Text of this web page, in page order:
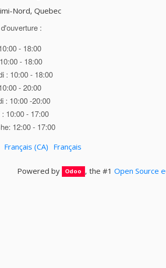
Nord, Quebec
:
- 18:00
- 18:00
: 10:00 - 18:00
- 20:00
: 10:00 -20:00
10:00 - 17:00
12:00 - 17:00
Français (CA) Français
Powered by Odoo , the #1 Open Source